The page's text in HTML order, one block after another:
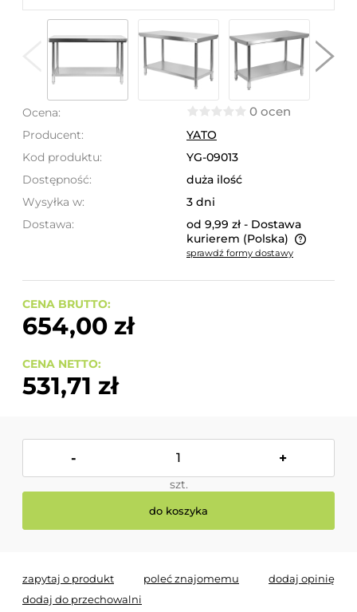
Ocena: 0 ocen
Producent:
YATO
Kod produktu:
YG-09013
Dostępność:
duża ilość
Wysyłka w:
3 dni
Dostawa:
od 9,99 zł - Dostawa
kurierem (Polska)
Cena nie zawiera ewentualnych kosztów płatności
sprawdź formy dostawy
CENA BRUTTO:
654,00 zł
CENA NETTO:
531,71 zł
- +
szt.
do koszyka
zapytaj o produkt poleć znajomemu
dodaj opinię
dodaj do przechowalni